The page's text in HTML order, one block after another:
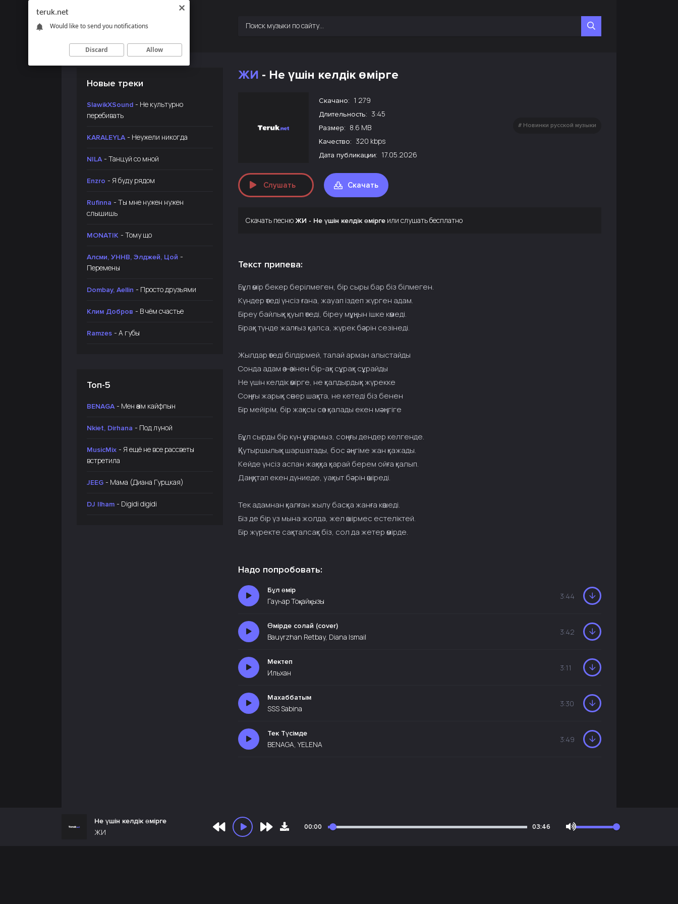
Новые треки
SlawikXSound - Не культурно
перебивать
KARALEYLA - Неужели никогда
NILA - Танцуй со мной
Enzro - Я буду рядом
Rufinna - Ты мне нужен нужен
слышишь
MONATIK - Тому що
Алсми, УННВ, Элджей, Цой -
Перемены
Dombay, Aellin - Просто друзьями
Клим Добров - В чём счастье
Ramzes - А губы
Топ-5
BENAGA - Мен өзім кайфпын
Nkiet, Dirhana - Под луной
MusicMix - Я ещё не все рассветы
встретила
JEEG - Мама (Диана Гурцкая)
DJ Ilham - Digidi digidi
ЖИ - Не үшін келдік өмірге
Скачано: 1 279
Длительность: 3:45
Размер: 8.6 MB
Качество: 320 kbps
Дата публикации: 17.05.2026
Новинки русской музыки
Слушать Скачать
Скачать песнюЖИ - Не үшін келдік өмірге или слушать бесплатно
Текст припева:
Бұл өмір бекер берілмеген, бір сыры бар біз білмеген.
Күндер өтеді үнсіз ғана, жауап іздеп жүрген адам.
Біреу байлық қуып өтеді, біреу мұңын ішке көмеді.
Бірақ түнде жалғыз қалса, жүрек бәрін сезінеді.
Жылдар өтеді білдірмей, талай арман алыстайды
Сонда адам өз-өзінен бір-ақ сұрақ сұрайды
Не үшін келдік өмірге, не қалдырдық жүрекке
Соңғы жарық сөнер шақта, не кетеді біз бенен
Бір мейірім, бір жақсы сөз қалады екен мәңгіге
Бұл сырды бір күн ұғармыз, соңғы дендер келгенде.
Қутыршылық шаршатады, бос әңгіме жан қажады.
Кейде үнсіз аспан жаққа қарай берем ойға қалып.
Даңқтап екен дүниеде, уақыт бәрін өшіреді.
Тек адамнан қалған жылу басқа жанға көшеді.
Біз де бір үз мына жолда, жел өшірмес естеліктей.
Бір жүректе сақталсақ біз, сол да жетер өмірде.
Надо попробовать:
Бұл өмір
Гауһар Тоқайқызы
3:44
Өмірде солай (cover)
Bauyrzhan Retbay, Diana Ismail
3:42
Мектеп
Ильхан
3:11
Махаббатым
SSS Sabina
3:30
Тек Түсімде
BENAGA, YELENA
3:49
Не үшін келдік өмірге
ЖИ
00:00 03:46
teruk.net
Would like to send you notifications
Discard Allow